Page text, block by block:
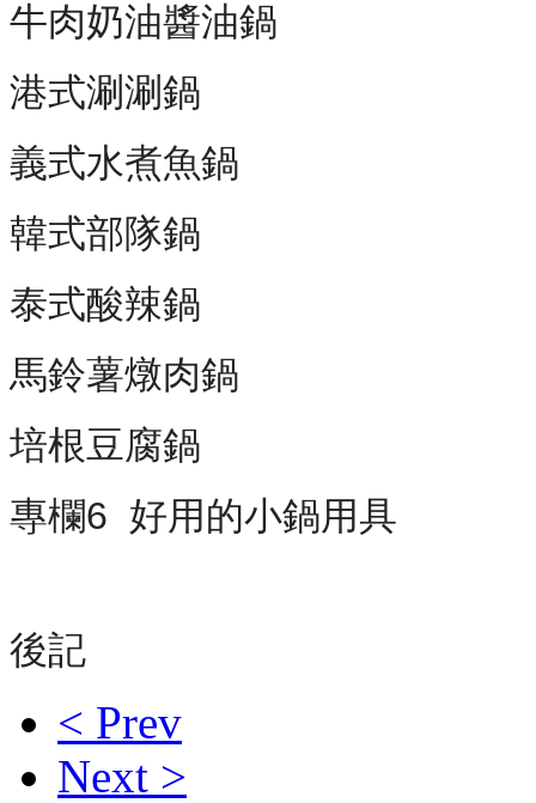
牛肉奶油醬油鍋
港式涮涮鍋
義式水煮魚鍋
韓式部隊鍋
泰式酸辣鍋
馬鈴薯燉肉鍋
培根豆腐鍋
專欄6 好用的小鍋用具
後記
< Prev
Next >